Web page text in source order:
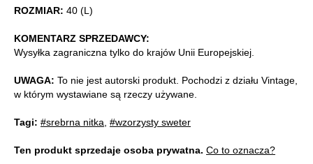
ROZMIAR: 40 (L)
KOMENTARZ SPRZEDAWCY:
Wysyłka zagraniczna tylko do krajów Unii Europejskiej.
UWAGA: To nie jest autorski produkt. Pochodzi z działu Vintage,
w którym wystawiane są rzeczy używane.
Tagi: #srebrna nitka #wzorzysty sweter
Ten produkt sprzedaje osoba prywatna. Co to oznacza?